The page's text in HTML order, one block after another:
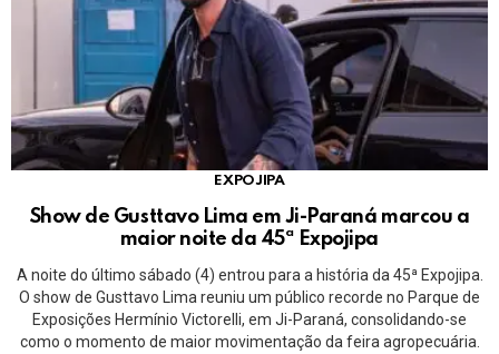
EXPOJIPA
Show de Gusttavo Lima em Ji-Paraná marcou a
maior noite da 45ª Expojipa
A noite do último sábado (4) entrou para a história da 45ª Expojipa.
O show de Gusttavo Lima reuniu um público recorde no Parque de
Exposições Hermínio Victorelli, em Ji-Paraná, consolidando-se
como o momento de maior movimentação da feira agropecuária.